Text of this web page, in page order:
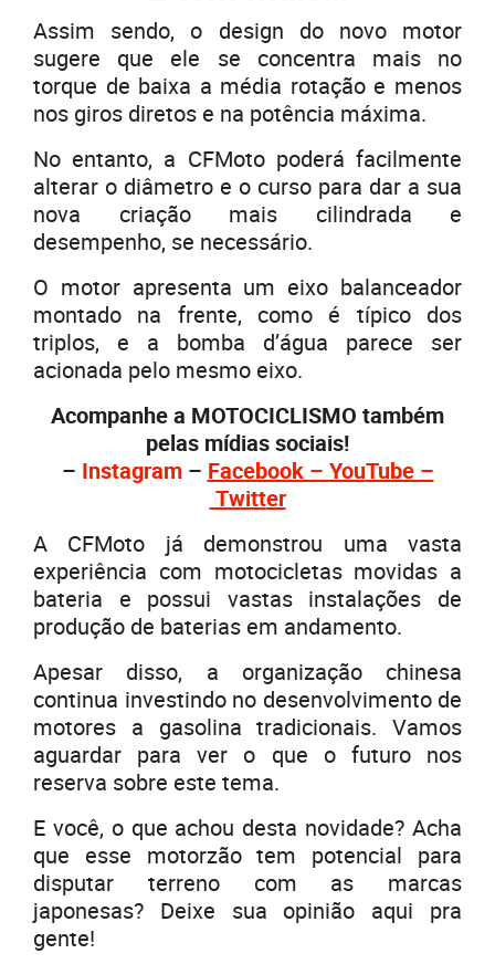
Assim sendo, o design do novo motor
sugere que ele se concentra mais no
torque de baixa a média rotação e menos
nos giros diretos e na potência máxima.
No entanto, a CFMoto poderá facilmente
alterar o diâmetro e o curso para dar a sua
nova criação mais cilindrada e
desempenho, se necessário.
O motor apresenta um eixo balanceador
montado na frente, como é típico dos
triplos, e a bomba d’água parece ser
acionada pelo mesmo eixo.
Acompanhe a MOTOCICLISMO também
pelas mídias sociais!
– Instagram– Facebook – YouTube –
Twitter
A CFMoto já demonstrou uma vasta
experiência com motocicletas movidas a
bateria e possui vastas instalações de
produção de baterias em andamento.
Apesar disso, a organização chinesa
continua investindo no desenvolvimento de
motores a gasolina tradicionais. Vamos
aguardar para ver o que o futuro nos
reserva sobre este tema.
E você, o que achou desta novidade? Acha
que esse motorzão tem potencial para
disputar terreno com as marcas
japonesas? Deixe sua opinião aqui pra
gente!